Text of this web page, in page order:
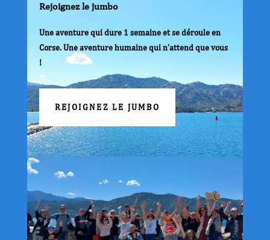
Rejoignez le jumbo
Une aventure qui dure 1 semaine et se déroule en
Corse. Une aventure humaine qui n’attend que vous
!
REJOIGNEZ LE JUMBO